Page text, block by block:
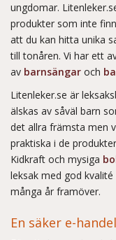
ungdomar.
produkter som inte
att du kan hitta unika
till tonåren. Vi har ett
av barnsängar och
Litenleker.se är
älskas av såväl barn
det allra främsta men
praktiska i de
Kidkraft och mysiga
leksak med god
många år framöver.
En säker e-handel